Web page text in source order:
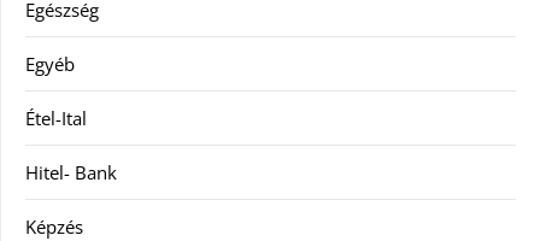
Egészség
Egyéb
Étel-Ital
Hitel- Bank
Képzés